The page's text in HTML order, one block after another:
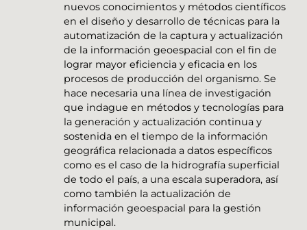
nuevos conocimientos y métodos científicos
en el diseño y desarrollo de técnicas para la
automatización de la captura y actualización
de la información geoespacial con el fin de
lograr mayor eficiencia y eficacia en los
procesos de producción del organismo. Se
hace necesaria una línea de investigación
que indague en métodos y tecnologías para
la generación y actualización continua y
sostenida en el tiempo de la información
geográfica relacionada a datos específicos
como es el caso de la hidrografía superficial
de todo el país, a una escala superadora, así
como también la actualización de
información geoespacial para la gestión
municipal.